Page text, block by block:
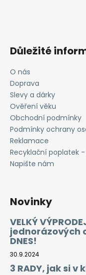
Důležité
O nás
Doprava
Slevy a dárky
Ověření věku
Obchodní podmínky
Podmínky ochrany
Reklamace
Recyklační poplatek
Napište nám
Novinky
VELKÝ
jednorázových
DNES!
30.9.2024
3 RADY, jak si